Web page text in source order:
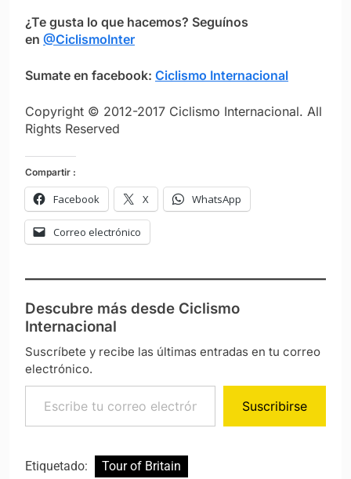
¿Te gusta lo que hacemos? Seguínos
en @CiclismoInter
Sumate en facebook: Ciclismo Internacional
Copyright © 2012-2017 Ciclismo Internacional. All
Rights Reserved
Compartir :
Facebook X WhatsApp
Correo electrónico
Descubre más desde Ciclismo
Internacional
Suscríbete y recibe las últimas entradas en tu correo
electrónico.
Escribe tu correo electrónico…
Suscribirse
Etiquetado: Tour of Britain